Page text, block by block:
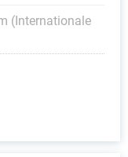
(Internationale